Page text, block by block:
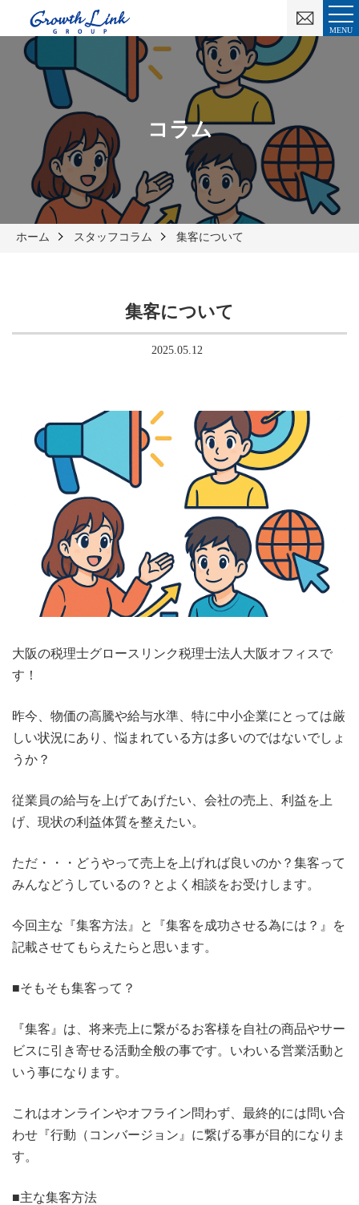
MENU
い
合
コラム
ホーム スタッフコラム 集客について
集客について
2025.05.12
大阪の税理士グロースリンク税理士法人大阪オフィスで
す！
昨今、物価の高騰や給与水準、特に中小企業にとっては厳
しい状況にあり、悩まれている方は多いのではないでしょ
うか？
従業員の給与を上げてあげたい、会社の売上、利益を上
げ、現状の利益体質を整えたい。
ただ・・・どうやって売上を上げれば良いのか？集客って
みんなどうしているの？とよく相談をお受けします。
今回主な『集客方法』と『集客を成功させる為には？』を
記載させてもらえたらと思います。
■そもそも集客って？
『集客』は、将来売上に繋がるお客様を自社の商品やサー
ビスに引き寄せる活動全般の事です。いわいる営業活動と
いう事になります。
これはオンラインやオフライン問わず、最終的には問い合
わせ『行動（コンバージョン』に繋げる事が目的になりま
す。
■主な集客方法